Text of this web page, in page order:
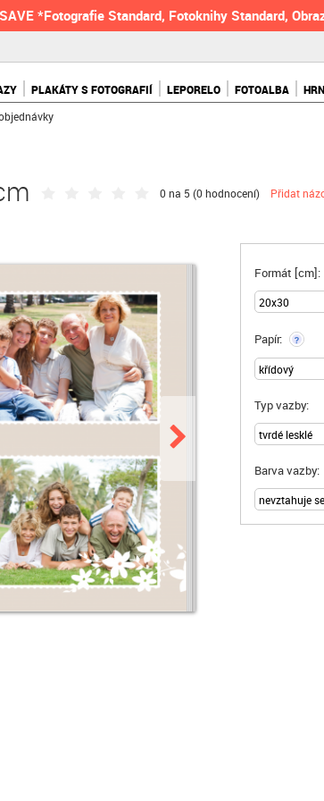
*Fotografie Standard, Fotoknihy Standard,
PLAKÁTY S FOTOGRAFIÍ LEPORELO FOTOALBA
0 na 5 (0 hodnocení) Přidat
Formát [cm]:
Papír: ?
Typ vazby:
Barva vazby: